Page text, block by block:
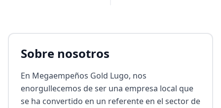
Sobre nosotros
En Megaempeños Gold Lugo, nos
enorgullecemos de ser una empresa local que
se ha convertido en un referente en el sector de